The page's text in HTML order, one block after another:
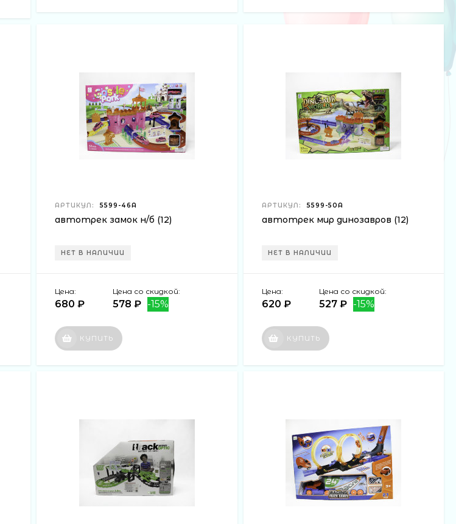
АРТИКУЛ: 5599-46А
автотрек замок н/б (12)
НЕТ В НАЛИЧИИ
Цена:
680 ₽
Цена со скидкой:
578 ₽ -15%
КУПИТЬ
АРТИКУЛ: 5599-50А
автотрек мир динозавров (12)
НЕТ В НАЛИЧИИ
Цена:
620 ₽
Цена со скидкой:
527 ₽ -15%
КУПИТЬ